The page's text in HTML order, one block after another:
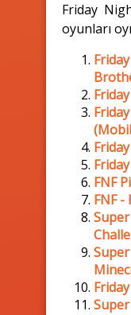
Friday
oyunları
FNF
FNF